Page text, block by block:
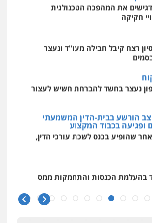
מאיה בלום, עו"ס, טיפול ושיקום
טיפול בהתמכרויות
לעורכי דין
עו"ד ד"ר אבי שקד
עבירות פליליות
0544385337
איתי חקירות – שירותים לעורכי דין
חקירות פרטיות חקירות כלכליות
אישות
איתורים
ניר קידר – צלם
שירותים מקצועיים לעורכי
0504578527
את המהפכה הטכנולגית
חקיקה
רצח קיבל חבילה מעו"ד ונעצר
נעצר בחשד להברחת חשיש לעצור
הורשע בבית-הדין המשמעתי
ופגיעה בכבוד המקצוע
שהופיע בכנס לשכת עורכי הדין,
בהעלמת הכנסות והתחמקות ממס
מנוכרת